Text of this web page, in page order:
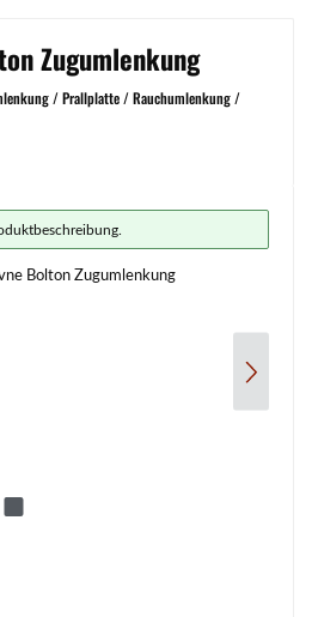
Zugumlenkung
/ Prallplatte / Rauchumlenkung /